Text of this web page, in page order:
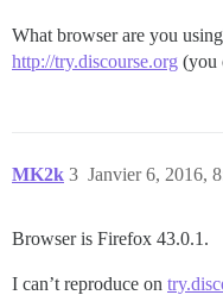
What browser are you
http://try.discourse.org (you
MK2k Janvier 6, 2016,
3
Browser is Firefox 43.0.1.
I can’t reproduce on